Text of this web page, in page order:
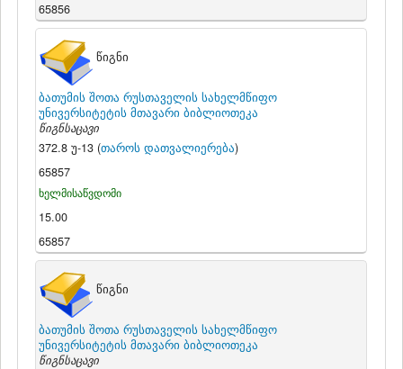
65856
წიგნი
ბათუმის შოთა რუსთაველის სახელმწიფო
უნივერსიტეტის მთავარი ბიბლიოთეკა
წიგნსაცავი
372.8 უ-13 (თაროს დათვალიერება)
65857
ხელმისაწვდომი
15.00
65857
წიგნი
ბათუმის შოთა რუსთაველის სახელმწიფო
უნივერსიტეტის მთავარი ბიბლიოთეკა
წიგნსაცავი